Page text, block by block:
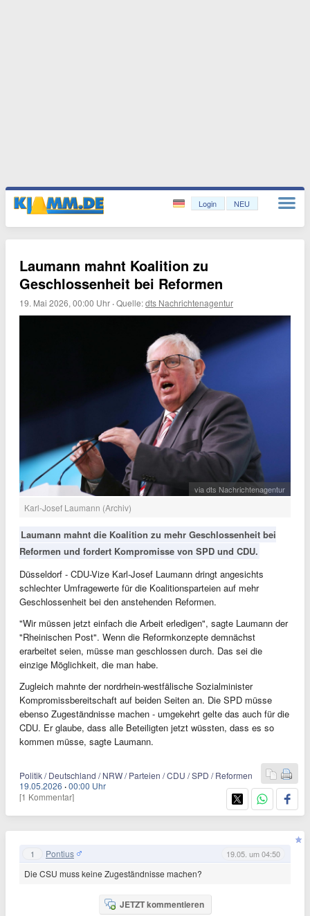
Login NEU
Laumann mahnt Koalition zu
Geschlossenheit bei Reformen
19. Mai 2026, 00:00 Uhr ·Quelle:dts Nachrichtenagentur
via dts Nachrichtenagentur
Karl-Josef Laumann (Archiv)
Laumann mahnt die Koalition zu mehr Geschlossenheit bei
Reformen und fordert Kompromisse von SPD und CDU.
Düsseldorf - CDU-Vize Karl-Josef Laumann dringt angesichts
schlechter Umfragewerte für die Koalitionsparteien auf mehr
Geschlossenheit bei den anstehenden Reformen.
"Wir müssen jetzt einfach die Arbeit erledigen", sagte Laumann der
"Rheinischen Post". Wenn die Reformkonzepte demnächst
erarbeitet seien, müsse man geschlossen durch. Das sei die
einzige Möglichkeit, die man habe.
Zugleich mahnte der nordrhein-westfälische Sozialminister
Kompromissbereitschaft auf beiden Seiten an. Die SPD müsse
ebenso Zugeständnisse machen - umgekehrt gelte das auch für die
CDU. Er glaube, dass alle Beteiligten jetzt wüssten, dass es so
kommen müsse, sagte Laumann.
Politik / Deutschland / NRW / Parteien / CDU / SPD / Reformen
19.05.2026 ·00:00 Uhr
[1 Kommentar]
1 Pontius 19.05. um 04:50
Die CSU muss keine Zugeständnisse machen?
JETZT kommentieren